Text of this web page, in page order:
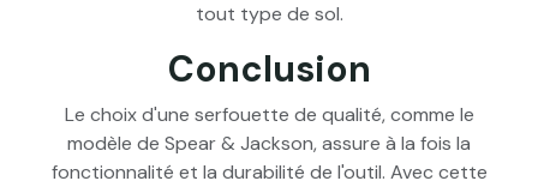
tout type de sol.
Conclusion
Le choix d'une serfouette de qualité, comme le
modèle de Spear & Jackson, assure à la fois la
fonctionnalité et la durabilité de l'outil. Avec cette